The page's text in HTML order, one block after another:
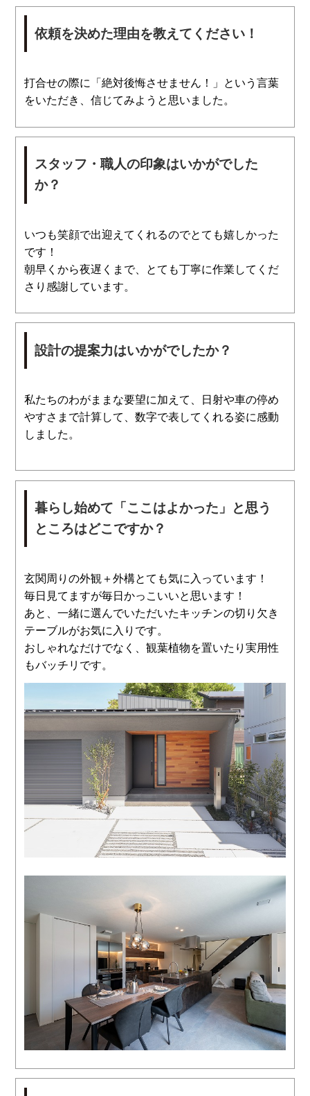
依頼を決めた理由を教えてください！
打合せの際に「絶対後悔させません！」という言葉
をいただき、信じてみようと思いました。
スタッフ・職人の印象はいかがでした
か？
いつも笑顔で出迎えてくれるのでとても嬉しかった
です！
朝早くから夜遅くまで、とても丁寧に作業してくだ
さり感謝しています。
設計の提案力はいかがでしたか？
私たちのわがままな要望に加えて、日射や車の停め
やすさまで計算して、数字で表してくれる姿に感動
しました。
暮らし始めて「ここはよかった」と思う
ところはどこですか？
玄関周りの外観＋外構とても気に入っています！
毎日見てますが毎日かっこいいと思います！
あと、一緒に選んでいただいたキッチンの切り欠き
テーブルがお気に入りです。
おしゃれなだけでなく、観葉植物を置いたり実用性
もバッチリです。